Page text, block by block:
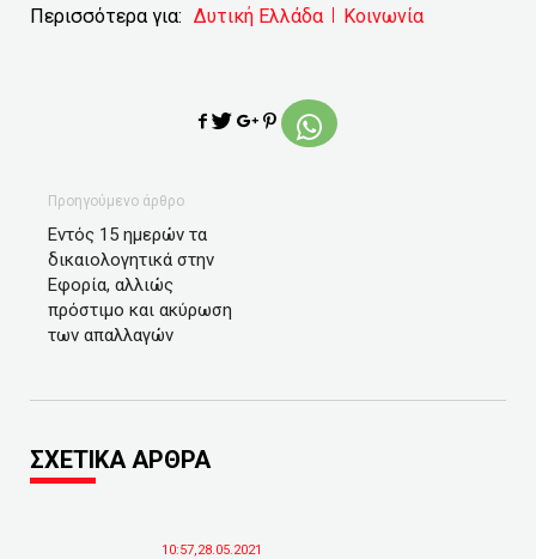
Περισσότερα για: Δυτική Ελλάδα Κοινωνία
Προηγούμενο άρθρο
Εντός 15 ημερών τα
δικαιολογητικά στην
Εφορία, αλλιώς
πρόστιμο και ακύρωση
των απαλλαγών
ΣΧΕΤΙΚΑ ΑΡΘΡΑ
10:57,28.05.2021